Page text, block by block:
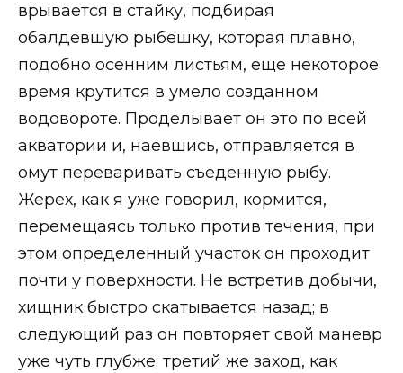
врывается в стайку, подбирая
обалдевшую рыбешку, которая плавно,
подобно осенним листьям, еще некоторое
время крутится в умело созданном
водовороте. Проделывает он это по всей
акватории и, наевшись, отправляется в
омут переваривать съеденную рыбу.
Жерех, как я уже говорил, кормится,
перемещаясь только против течения, при
этом определенный участок он проходит
почти у поверхности. Не встретив добычи,
хищник быстро скатывается назад; в
следующий раз он повторяет свой маневр
уже чуть глубже; третий же заход, как